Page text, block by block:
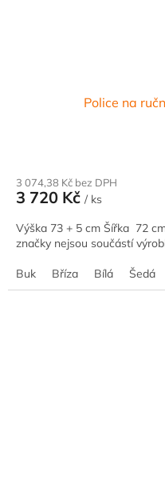
Police na
3 074,38 Kč bez DPH
3 720 Kč / ks
Výška 73 + 5 cm Šířka 72
značky nejsou součástí
Buk Bříza Bílá Šedá